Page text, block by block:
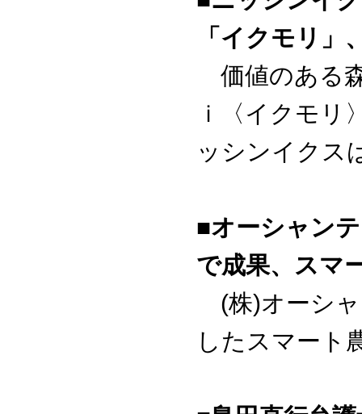
「イクモリ」
価値のある
ｉ〈イクモリ
ッシンイクス
■オーシャン
で成果、スマ
(株)オーシャ
したスマート